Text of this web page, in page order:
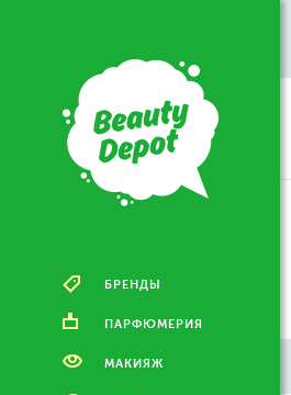
БРЕНДЫ
ПАРФЮМЕРИЯ
МАКИЯЖ